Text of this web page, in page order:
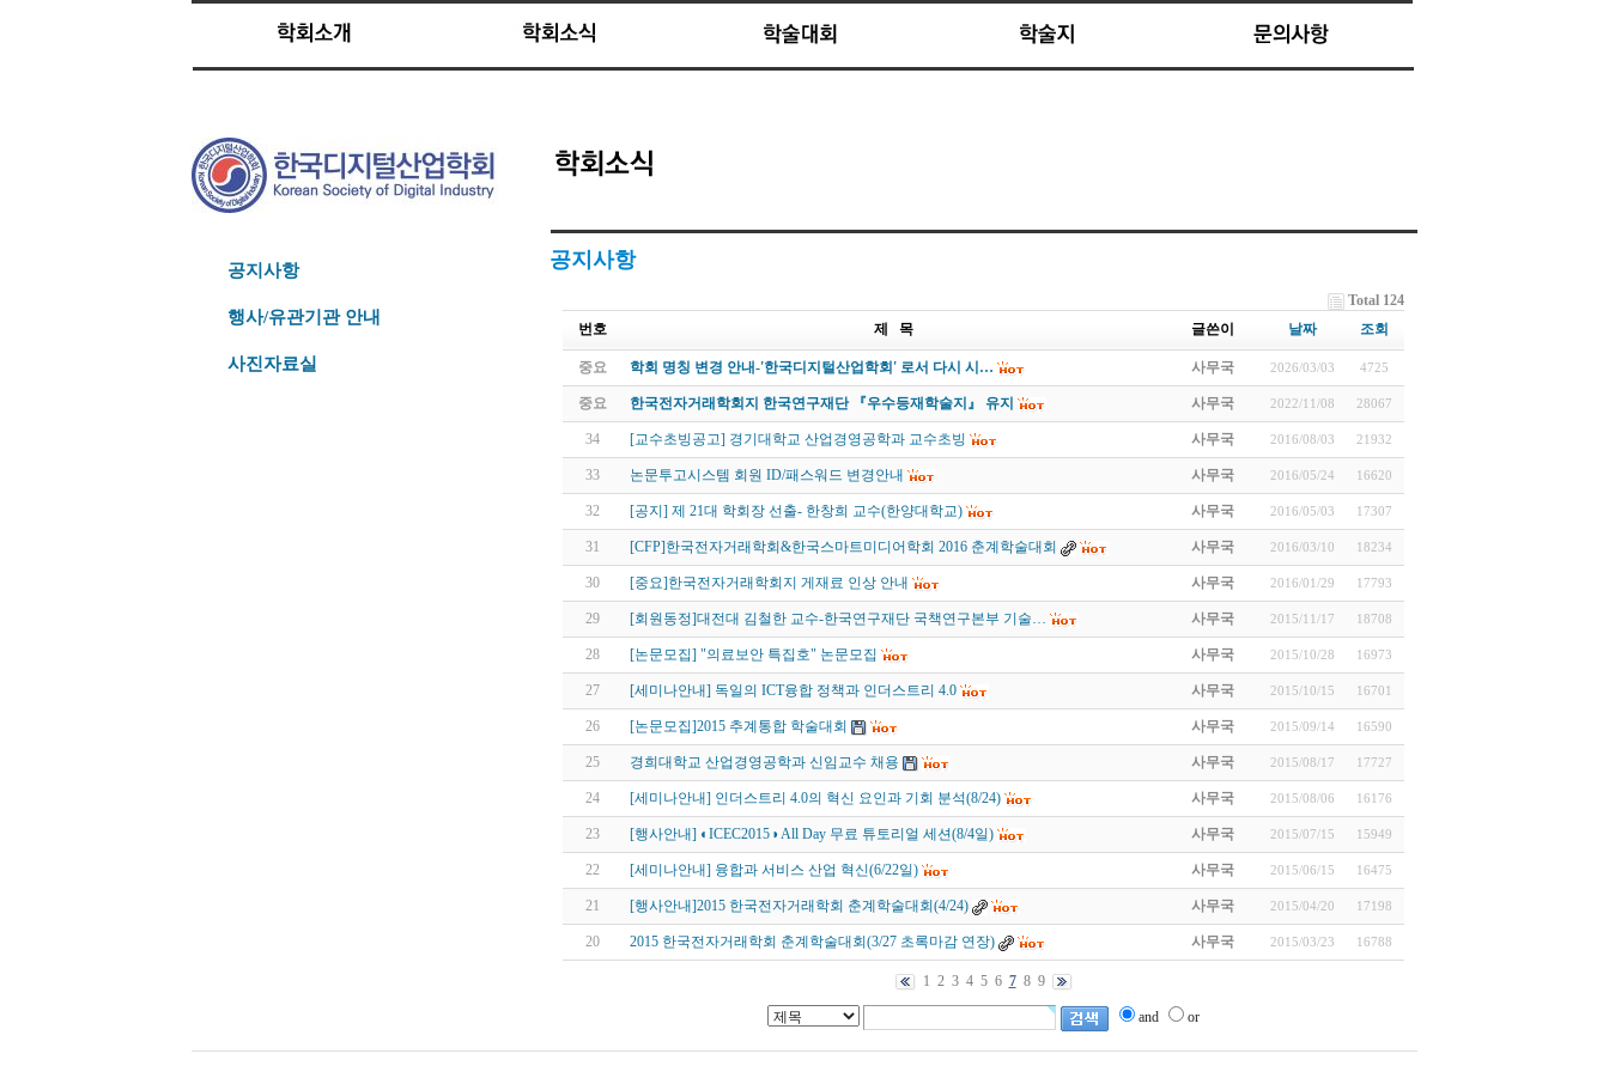
공지사항
행사/유관기관 안내
사진자료실
공지사항
Total 124
번호
제 목 글쓴이 날짜 조회
중요 학회 명칭 변경 안내-'한국디지털산업학회' 로서 다시 시… 사무국 2026/03/03 4725
중요 한국전자거래학회지 한국연구재단 『우수등재학술지』 유지 사무국 2022/11/08 28067
34 [교수초빙공고] 경기대학교 산업경영공학과 교수초빙 사무국 2016/08/03 21932
33 논문투고시스템 회원 ID/패스워드 변경안내 사무국 2016/05/24 16620
32 [공지] 제 21대 학회장 선출- 한창희 교수(한양대학교) 사무국 2016/05/03 17307
31 [CFP]한국전자거래학회&한국스마트미디어학회 2016 춘계학술대회 사무국 2016/03/10 18234
30 [중요]한국전자거래학회지 게재료 인상 안내 사무국 2016/01/29 17793
29 [회원동정]대전대 김철한 교수-한국연구재단 국책연구본부 기술… 사무국 2015/11/17 18708
28 [논문모집] "의료보안 특집호" 논문모집 사무국 2015/10/28 16973
27 [세미나안내] 독일의 ICT융합 정책과 인더스트리 4.0 사무국 2015/10/15 16701
26 [논문모집]2015 추계통합 학술대회 사무국 2015/09/14 16590
25 경희대학교 산업경영공학과 신임교수 채용 사무국 2015/08/17 17727
24 [세미나안내] 인더스트리 4.0의 혁신 요인과 기회 분석(8/24) 사무국 2015/08/06 16176
23 [행사안내] ◐ICEC2015◑ All Day 무료 튜토리얼 세션(8/4일) 사무국 2015/07/15 15949
22 [세미나안내] 융합과 서비스 산업 혁신(6/22일) 사무국 2015/06/15 16475
21 [행사안내]2015 한국전자거래학회 춘계학술대회(4/24) 사무국 2015/04/20 17198
20 2015 한국전자거래학회 춘계학술대회(3/27 초록마감 연장) 사무국 2015/03/23 16788
1 2 3 4 5 6 7 8 9
and or